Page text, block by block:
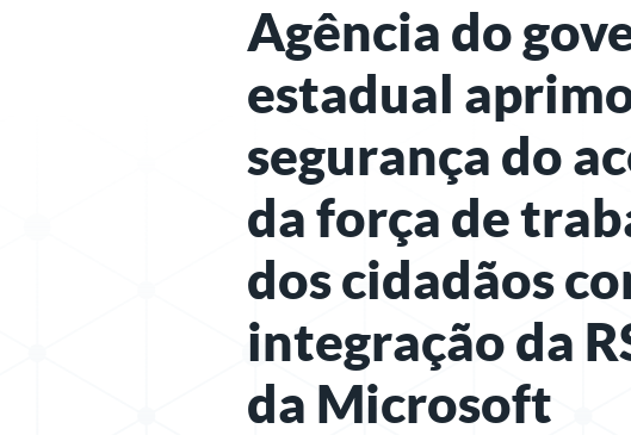
Agência do
estadual
segurança do
da força de
dos cidadãos
integração da
da Microsoft